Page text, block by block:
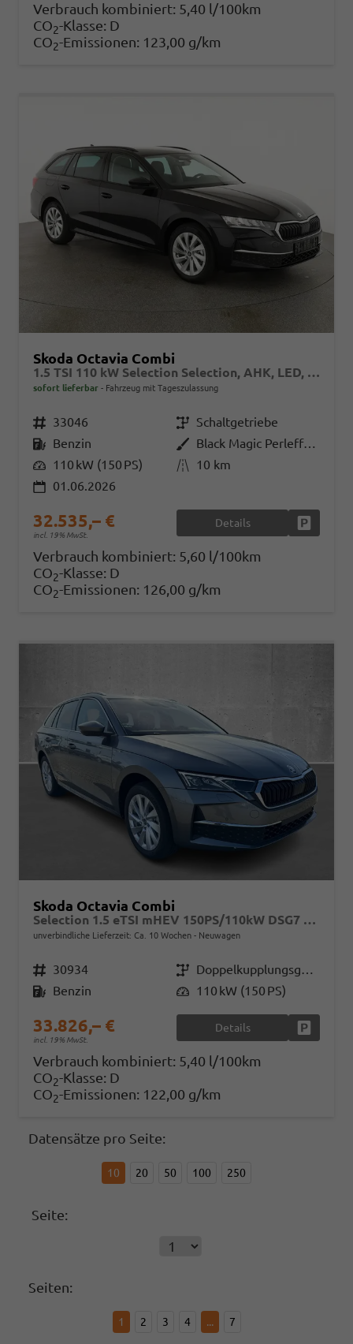
Verbrauch kombiniert: 5,40 l/100km
CO2-Klasse: D
CO2-Emissionen: 123,00 g/km
Skoda Octavia Combi
1.5 TSI 110 kW Selection Selection, AHK, LED, Side, ACC, Kamera, Winter, 17-Zoll
sofort lieferbar Fahrzeug mit Tageszulassung
Fahrzeugnr. 33046 GetriebeSchaltgetriebe
Kraftstoff Benzin Außenfarbe
Black Magic Perleffekt
Leistung 110 kW (150 PS) Kilometerstand 10 km
01.06.2026
32.535,– €
incl. 19% MwSt.
Details
Verbrauch kombiniert: 5,60 l/100km
CO2-Klasse: D
CO2-Emissionen: 126,00 g/km
Skoda Octavia Combi
Selection 1.5 eTSI mHEV 150PS/110kW DSG7 2026
unverbindliche Lieferzeit: Ca. 10 Wochen Neuwagen
Fahrzeugnr. 30934 Getriebe
Doppelkupplungsgetriebe (DSG)
Kraftstoff Benzin Leistung 110 kW (150 PS)
33.826,– €
incl. 19% MwSt.
Details
Verbrauch kombiniert: 5,40 l/100km
CO2-Klasse: D
CO2-Emissionen: 122,00 g/km
Datensätze pro Seite:
10 20 50 100 250
Seite:
Seiten:
1 2 3 4 ... 7